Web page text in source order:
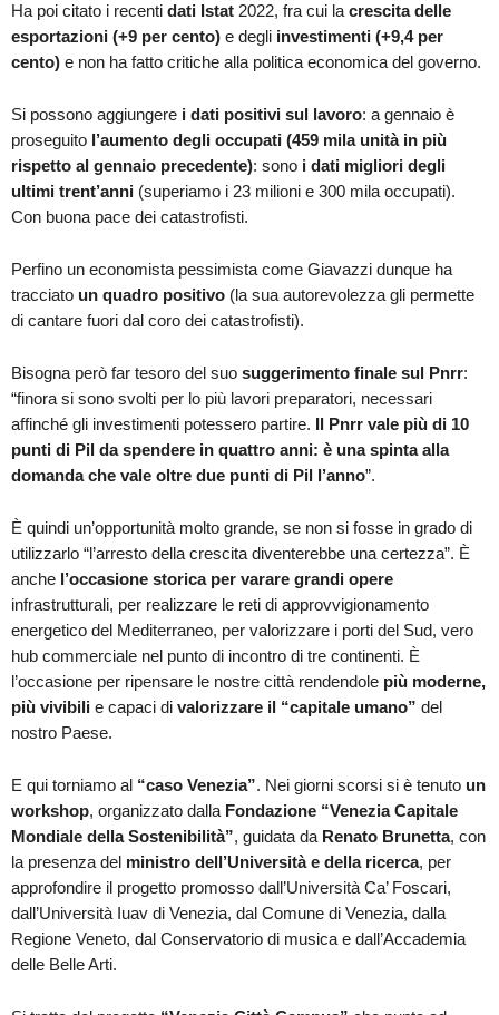
Ha poi citato i recenti dati Istat 2022, fra cui la crescita delle
esportazioni (+9 per cento) e degli investimenti (+9,4 per
cento) e non ha fatto critiche alla politica economica del governo.
Si possono aggiungere i dati positivi sul lavoro: a gennaio è
proseguito l’aumento degli occupati (459 mila unità in più
rispetto al gennaio precedente): sono i dati migliori degli
ultimi trent’anni (superiamo i 23 milioni e 300 mila occupati).
Con buona pace dei catastrofisti.
Perfino un economista pessimista come Giavazzi dunque ha
tracciato un quadro positivo (la sua autorevolezza gli permette
di cantare fuori dal coro dei catastrofisti).
Bisogna però far tesoro del suo suggerimento finale sul Pnrr:
“finora si sono svolti per lo più lavori preparatori, necessari
affinché gli investimenti potessero partire. Il Pnrr vale più di 10
punti di Pil da spendere in quattro anni: è una spinta alla
domanda che vale oltre due punti di Pil l’anno”.
È quindi un’opportunità molto grande, se non si fosse in grado di
utilizzarlo “l’arresto della crescita diventerebbe una certezza”. È
anche l’occasione storica per varare grandi opere
infrastrutturali, per realizzare le reti di approvvigionamento
energetico del Mediterraneo, per valorizzare i porti del Sud, vero
hub commerciale nel punto di incontro di tre continenti. È
l’occasione per ripensare le nostre città rendendole più moderne,
più vivibili e capaci di valorizzare il “capitale umano” del
nostro Paese.
E qui torniamo al “caso Venezia”. Nei giorni scorsi si è tenuto un
workshop, organizzato dalla Fondazione “Venezia Capitale
Mondiale della Sostenibilità”, guidata da Renato Brunetta, con
la presenza del ministro dell’Università e della ricerca, per
approfondire il progetto promosso dall’Università Ca’ Foscari,
dall’Università Iuav di Venezia, dal Comune di Venezia, dalla
Regione Veneto, dal Conservatorio di musica e dall’Accademia
delle Belle Arti.